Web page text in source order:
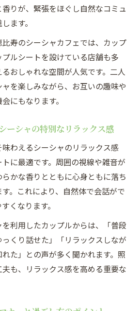
りが、緊張をほぐし自然なコミュ
ます。
寿のシーシャカフェでは、カップ
ルシートを設けている店舗も多
おしゃれな空間が人気です。二人
を楽しみながら、お互いの趣味や
にもなります。
ーシャの特別なリラックス感
わえるシーシャのリラックス感
に最適です。周囲の視線や雑音が
かな香りとともに心身ともに落ち
。これにより、自然体で会話がで
くなります。
利用したカップルからは、「普段
くり話せた」「リラックスしなが
た」との声が多く聞かれます。照
も、リラックス感を高める重要な